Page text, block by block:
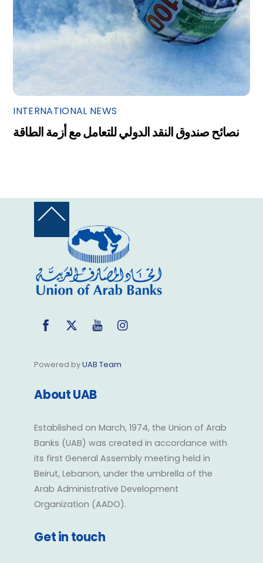
INTERNATIONAL NEWS
نصائح صندوق النقد الدولي للتعامل مع أزمة الطاقة
Back
Top
FacebookTwitter YouTube
Powered byUAB Team
About UAB
Established on March, 1974, the Union of Arab
Banks (UAB) was created in accordance with
its first General Assembly meeting held in
Beirut, Lebanon, under the umbrella of the
Arab Administrative Development
Organization (AADO).
Get in touch